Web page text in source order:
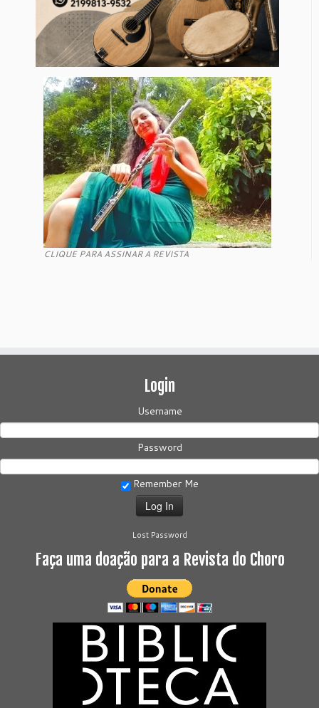
CLIQUE PARA ASSINAR A REVISTA
Login
Username
Password
Remember Me
Lost Password
Faça uma doação para a Revista do Choro